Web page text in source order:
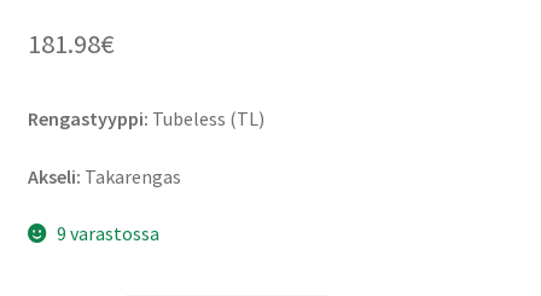
181.98€
Rengastyyppi: Tubeless (TL)
Akseli: Takarengas
9 varastossa